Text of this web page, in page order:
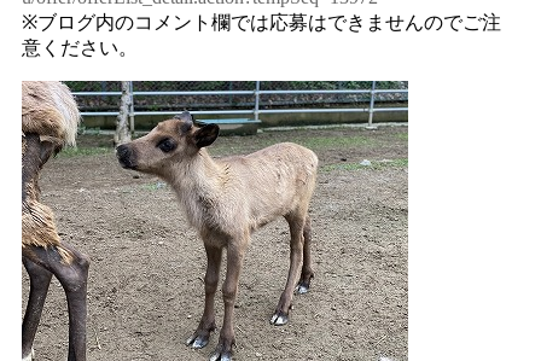
※ブログ内のコメント欄では応募はできませんのでご注
意ください。